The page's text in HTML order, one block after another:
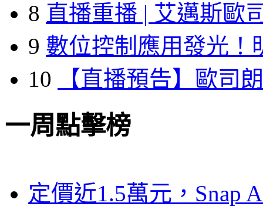
8 直播重播 | 艾邁斯歐
9 數位控制應用發光！
10
【直播預告】歐司
一周點擊榜
定價近1.5萬元，Snap